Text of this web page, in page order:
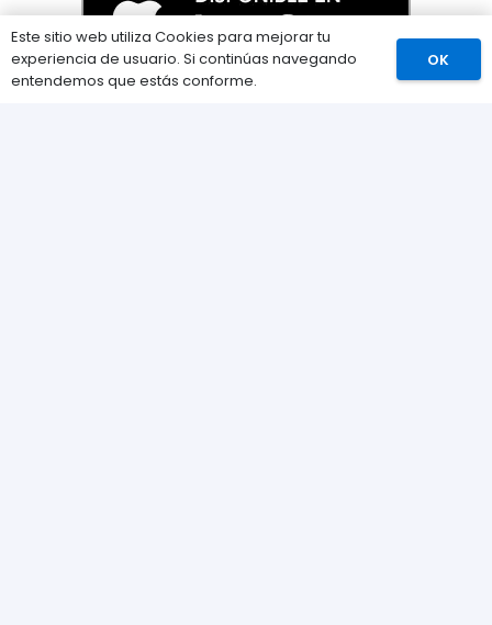
Comprar
Este sitio web utiliza Cookies para mejorar tu
experiencia de usuario. Si continúas navegando
entendemos que estás conforme.
OK